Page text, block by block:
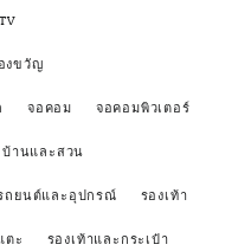
TV
งขวัญ
จอคอม จอคอมพิวเตอร์
บ้านและสวน
ถยนต์และอุปกรณ์ รองเท้า
ตะ รองเท้าและกระเป๋า